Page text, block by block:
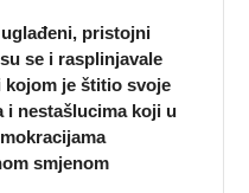
pristojni
se i rasplinjavale
je štitio svoje
i nestašlucima koji u
smjenom